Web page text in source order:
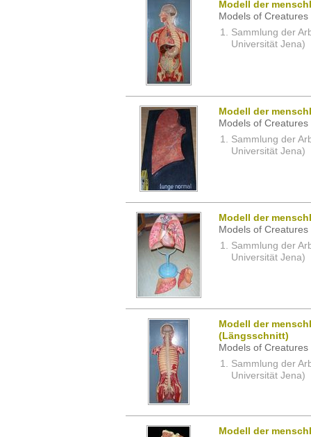
Modell der
Models of
Sammlung der
Universität Jena)
Modell der
Models of
Sammlung der
Universität Jena)
Modell der
Models of
Sammlung der
Universität Jena)
Modell der
(Längsschnitt)
Models of
Sammlung der
Universität Jena)
Modell der